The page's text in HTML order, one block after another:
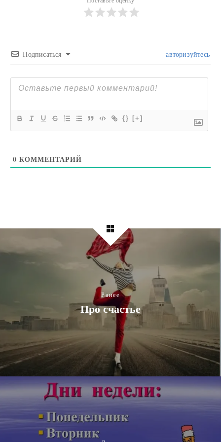
Подписаться авторизуйтесь
{} [+]
0 КОММЕНТАРИЙ
Ранее
Про счастье